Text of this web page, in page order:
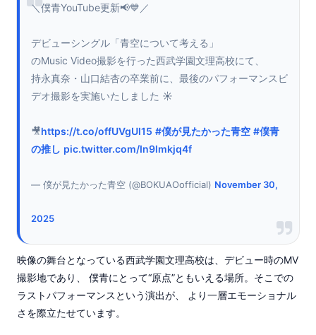
＼僕青YouTube更新📢💙／
デビューシングル「青空について考える」
のMusic Video撮影を行った西武学園文理高校にて、
持永真奈・山口結杏の卒業前に、最後のパフォーマンスビ
デオ撮影を実施いたしました ☀️
🎥https://t.co/offUVgUl15 #僕が見たかった青空 #僕青
の推し pic.twitter.com/In9lmkjq4f
— 僕が見たかった青空 (@BOKUAOofficial) November 30,
2025
映像の舞台となっている西武学園文理高校は、デビュー時のMV
撮影地であり、 僕青にとって“原点”ともいえる場所。そこでの
ラストパフォーマンスという演出が、 より一層エモーショナル
さを際立たせています。